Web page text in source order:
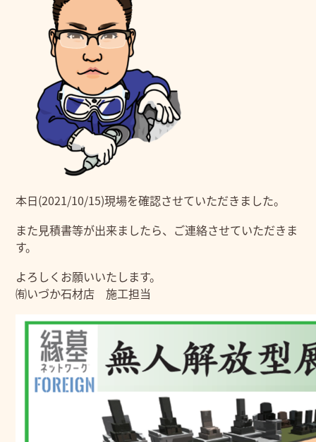
本日(2021/10/15)現場を確認させていただきました。
また見積書等が出来ましたら、ご連絡させていただきま
す。
よろしくお願いいたします。
㈲いづか石材店 施工担当